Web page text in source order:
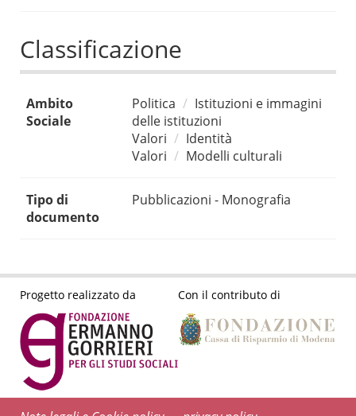
Classificazione
Ambito
Sociale
Politica
Istituzioni e immagini
delle istituzioni
Valori
Identità
Valori
Modelli culturali
Tipo di
documento
Pubblicazioni - Monografia
Progetto realizzato da Con il contributo di